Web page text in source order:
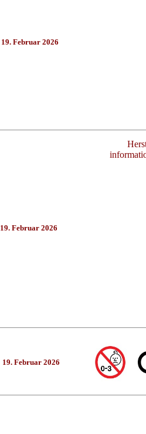
19. Februar 2026
19. Februar 2026
19. Februar 2026